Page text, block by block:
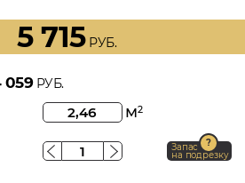
5 715РУБ.
059РУБ.
м2
Запас
на подрезку